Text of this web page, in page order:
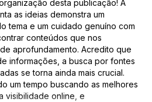
desta publicação! A
as ideias demonstra um
tema e um cuidado genuíno com
conteúdos que nos
aprofundamento. Acredito que
informações, a busca por fontes
se torna ainda mais crucial.
um tempo buscando as melhores
visibilidade online, e